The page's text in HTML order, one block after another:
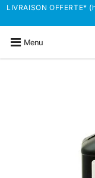
LIVRAISON
Menu